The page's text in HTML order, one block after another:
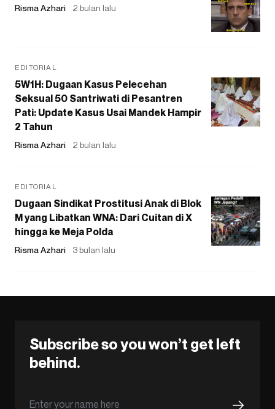
Risma Azhari 2 bulan lalu
EDITORIAL
5W1H: Dugaan Kasus Pelecehan
Seksual 50 Santriwati di Pesantren
Pati: Update Kasus Usai Mandek Hampir
2 Tahun
Risma Azhari 2 bulan lalu
EDITORIAL
Dugaan Sindikat Prostitusi Anak di Blok
M yang Libatkan WNA: Dari Cuitan di X
hingga ke Meja Polda
Risma Azhari 3 bulan lalu
Subscribe so you won’t get left
behind.